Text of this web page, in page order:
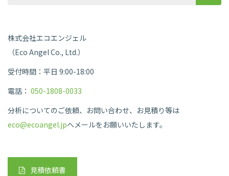
株式会社エコエンジェル
（Eco Angel Co., Ltd.）
受付時間：平日 9:00-18:00
電話： 050-1808-0033
分析についてのご依頼、お問い合わせ、お見積り等は
eco@ecoangel.jpへメールをお願いいたします。
見積依頼書